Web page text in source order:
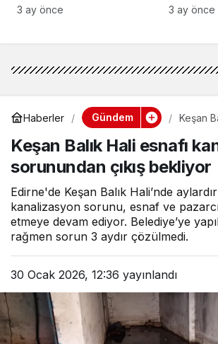
Gözaltı!
3 ay önce 3 ay önce
Haberler Gündem
Keşan
çıkış
Keşan Balık Hali esnafı
sorunundan çıkış bekliyor
Edirne'de Keşan Balık Hali’nde
kanalizasyon sorunu, esnaf ve
etmeye devam ediyor. Belediye’ye
rağmen sorun 3 aydır çözülmedi.
30 Ocak 2026, 12:36 yayınlandı